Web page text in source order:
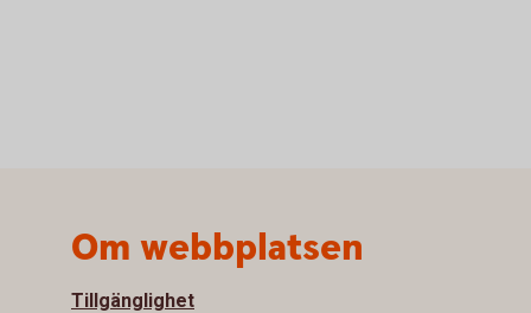
Om webbplatsen
Tillgänglighet